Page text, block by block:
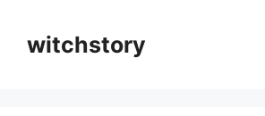
witchstory